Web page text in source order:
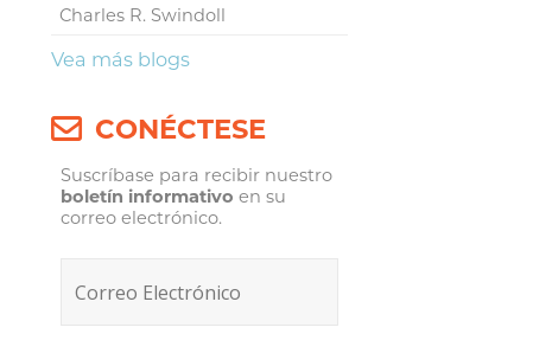
Charles R. Swindoll
Vea más blogs
CONÉCTESE
Suscríbase para recibir nuestro
boletín informativo en su
correo electrónico.